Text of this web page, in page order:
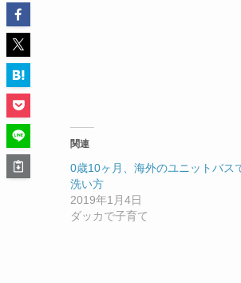
関連
0歳10ヶ月、海外のユニットバス
洗い方
2019年1月4日
ダッカで子育て